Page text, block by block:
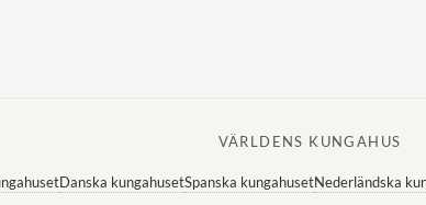
VÄRLDENS KUNGAHUS
Danska kungahusetSpanska kungahusetNederländska